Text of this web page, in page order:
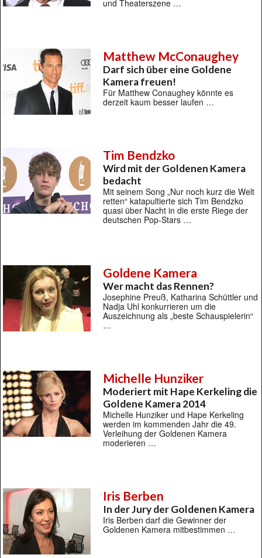
und Theaterszene …
Matthew McConaughey
Darf sich über eine Goldene
Kamera freuen!
Für Matthew Conaughey könnte es
derzeit kaum besser laufen …
Tim Bendzko
Wird mit der Goldenen Kamera
bedacht
Mit seinem Song „Nur noch kurz die Welt
retten“ katapultierte sich Tim Bendzko
quasi über Nacht in die erste Riege der
deutschen Pop-Stars …
Goldene Kamera
Wer macht das Rennen?
Josephine Preuß, Katharina Schüttler und
Nadja Uhl konkurrieren um die
Auszeichnung als „beste Schauspielerin“
…
Michelle Hunziker
Moderiert mit Hape Kerkeling die
Goldene Kamera 2014
Michelle Hunziker und Hape Kerkeling
werden im kommenden Jahr die 49.
Verleihung der Goldenen Kamera
moderieren …
Iris Berben
In der Jury der Goldenen Kamera
Iris Berben darf die Gewinner der
Goldenen Kamera mitbestimmen …